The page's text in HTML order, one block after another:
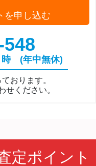
を申し込む
時 (年中無休)
おります。
せください。
定ポイント